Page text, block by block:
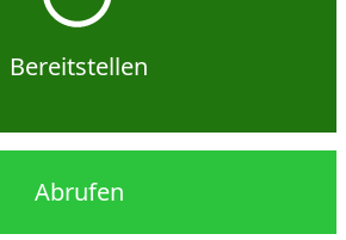
Bereitstellen
Abrufen